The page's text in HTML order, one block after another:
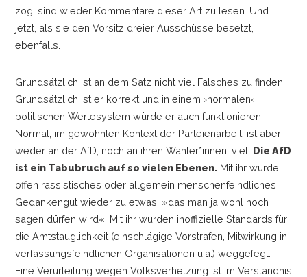
zog, sind wieder Kommentare dieser Art zu lesen. Und
jetzt, als sie den Vorsitz dreier Ausschüsse besetzt,
ebenfalls.
Grundsätzlich ist an dem Satz nicht viel Falsches zu finden.
Grundsätzlich ist er korrekt und in einem ›normalen‹
politischen Wertesystem würde er auch funktionieren.
Normal, im gewohnten Kontext der Parteienarbeit, ist aber
weder an der AfD, noch an ihren Wähler*innen, viel. Die AfD
ist ein Tabubruch auf so vielen Ebenen.Mit ihr wurde
offen rassistisches oder allgemein menschenfeindliches
Gedankengut wieder zu etwas, »das man ja wohl noch
sagen dürfen wird«. Mit ihr wurden inoffizielle Standards für
die Amtstauglichkeit (einschlägige Vorstrafen, Mitwirkung in
verfassungsfeindlichen Organisationen u.a.) weggefegt.
Eine Verurteilung wegen Volksverhetzung ist im Verständnis